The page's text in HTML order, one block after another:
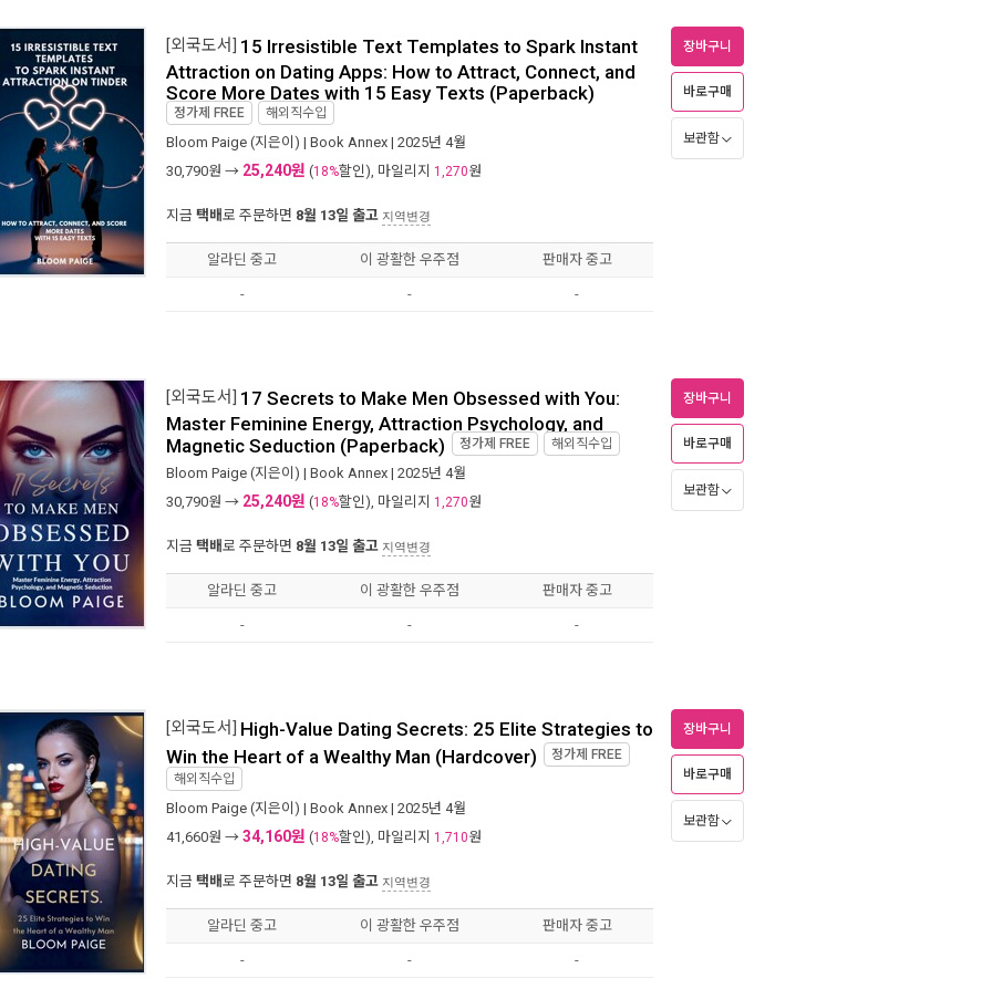
[외국도서] 15 Irresistible Text Templates to Spark Instant
Attraction on Dating Apps: How to Attract, Connect, and
Score More Dates with 15 Easy Texts (Paperback)
정가제 FREE 해외직수입
Bloom Paige (지은이) | Book Annex | 2025년 4월
30,790원 → 25,240원 (18%할인), 마일리지 1,270원
지금 택배로 주문하면 8월 13일 출고 지역변경
장바구니
바로구매
보관함
알라딘 중고 이 광활한 우주점 판매자 중고
- - -
[외국도서] 17 Secrets to Make Men Obsessed with You:
Master Feminine Energy, Attraction Psychology, and
Magnetic Seduction (Paperback)
정가제 FREE 해외직수입
Bloom Paige (지은이) | Book Annex | 2025년 4월
30,790원 → 25,240원 (18%할인), 마일리지 1,270원
지금 택배로 주문하면 8월 13일 출고 지역변경
장바구니
바로구매
보관함
알라딘 중고 이 광활한 우주점 판매자 중고
- - -
[외국도서] High-Value Dating Secrets: 25 Elite Strategies to
Win the Heart of a Wealthy Man (Hardcover) 정가제
FREE
해외직수입
Bloom Paige (지은이) | Book Annex | 2025년 4월
41,660원 → 34,160원 (18%할인), 마일리지 1,710원
지금 택배로 주문하면 8월 13일 출고 지역변경
장바구니
바로구매
보관함
알라딘 중고 이 광활한 우주점 판매자 중고
- - -